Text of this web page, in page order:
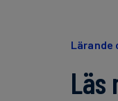
Lärande
Läs